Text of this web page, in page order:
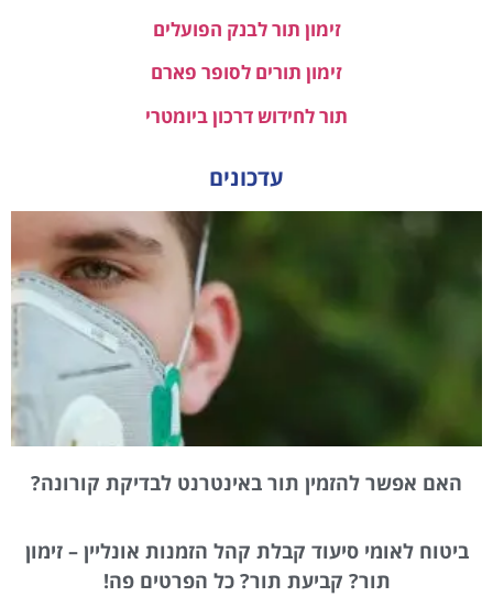
זימון תור לבנק הפועלים
זימון תורים לסופר פארם
תור לחידוש דרכון ביומטרי
עדכונים
האם אפשר להזמין תור באינטרנט לבדיקת קורונה?
ביטוח לאומי סיעוד קבלת קהל הזמנות אונליין – זימון
תור? קביעת תור? כל הפרטים פה!